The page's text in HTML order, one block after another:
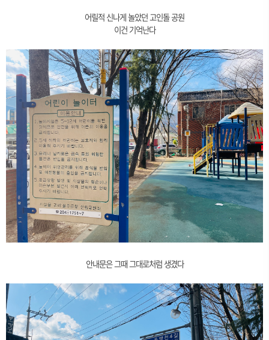
어릴적 신나게 놀았던 고인돌 공원
이건 기억난다
안내문은 그때 그대로처럼 생겼다